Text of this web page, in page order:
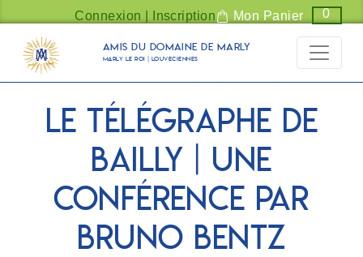
Panneau de gestion des cookies
Connexion | Inscription Mon Panier 0
Amis du Domaine de Marly
Marly Le Roi | Louveciennes
Le télégraphe de
Bailly | Une
conférence par
Bruno Bentz